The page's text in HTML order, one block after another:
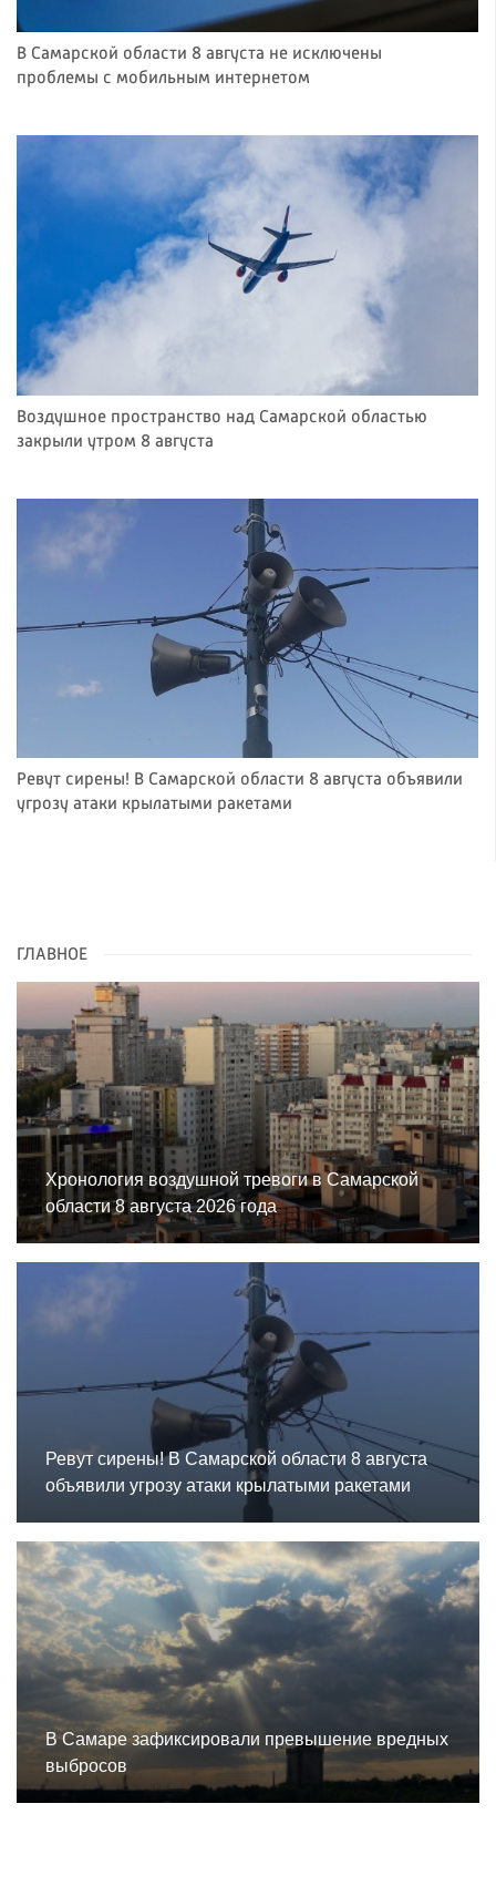
В Самарской области 8 августа не исключены
проблемы с мобильным интернетом
Воздушное пространство над Самарской областью
закрыли утром 8 августа
Ревут сирены! В Самарской области 8 августа объявили
угрозу атаки крылатыми ракетами
ГЛАВНОЕ
Хронология воздушной тревоги в Самарской
области 8 августа 2026 года
Ревут сирены! В Самарской области 8 августа
объявили угрозу атаки крылатыми ракетами
В Самаре зафиксировали превышение вредных
выбросов